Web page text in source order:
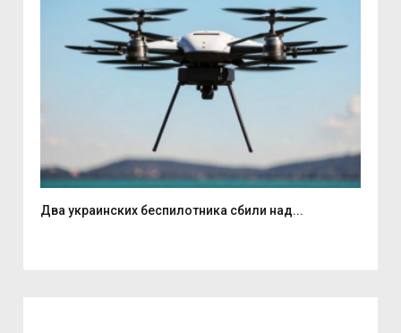
Два украинских беспилотника сбили над...